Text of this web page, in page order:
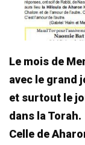
Le mois de
avec le grand
et surtout le
dans la Torah.
Celle de